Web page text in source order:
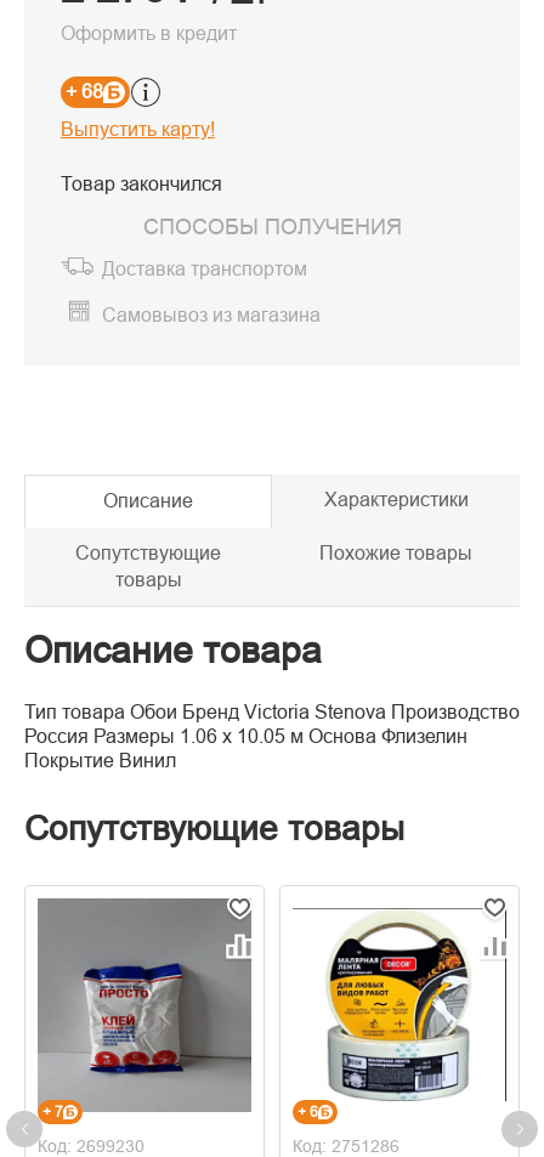
Оформить в кредит
+ 68
Выпустить карту!
Товар закончился
СПОСОБЫ ПОЛУЧЕНИЯ
Доставка транспортом
Самовывоз из магазина
Описание Характеристики
Сопутствующие
товары
Похожие товары
Описание товара
Тип товара Обои Бренд Victoria Stenova Производство
Россия Размеры 1.06 x 10.05 м Основа Флизелин
Покрытие Винил
Сопутствующие товары
+ 7
Код: 2699230
+ 6
Код: 2751286